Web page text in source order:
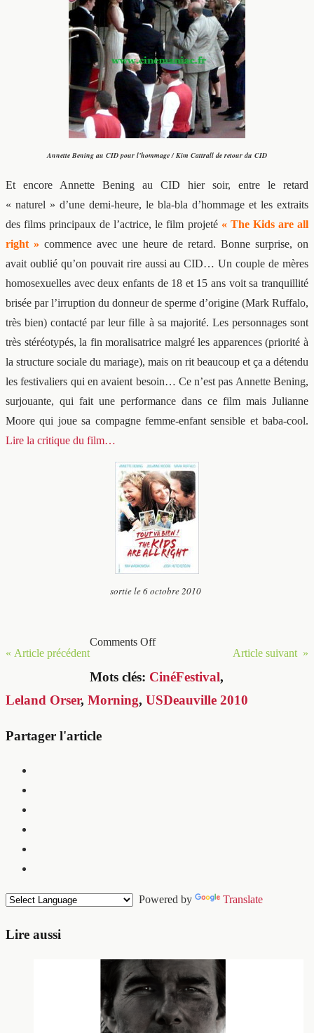
Annette Bening au CID pour l’hommage / Kim Cattrall de retour du CID
Et encore Annette Bening au CID hier soir, entre le retard
« naturel » d’une demi-heure, le bla-bla d’hommage et les extraits
des films principaux de l’actrice, le film projeté « The Kids are all
right » commence avec une heure de retard. Bonne surprise, on
avait oublié qu’on pouvait rire aussi au CID… Un couple de mères
homosexuelles avec deux enfants de 18 et 15 ans voit sa tranquillité
brisée par l’irruption du donneur de sperme d’origine (Mark Ruffalo,
très bien) contacté par leur fille à sa majorité. Les personnages sont
très stéréotypés, la fin moralisatrice malgré les apparences (priorité à
la structure sociale du mariage), mais on rit beaucoup et ça a détendu
les festivaliers qui en avaient besoin… Ce n’est pas Annette Bening,
surjouante, qui fait une performance dans ce film mais Julianne
Moore qui joue sa compagne femme-enfant sensible et baba-cool.
Lire la critique du film…
sortie le 6 octobre 2010
« Article précédent Article suivant »
Comments Off
Mots clés: CinéFestival,
Leland Orser, Morning, USDeauville 2010
Partager l'article
Powered by Translate
Lire aussi